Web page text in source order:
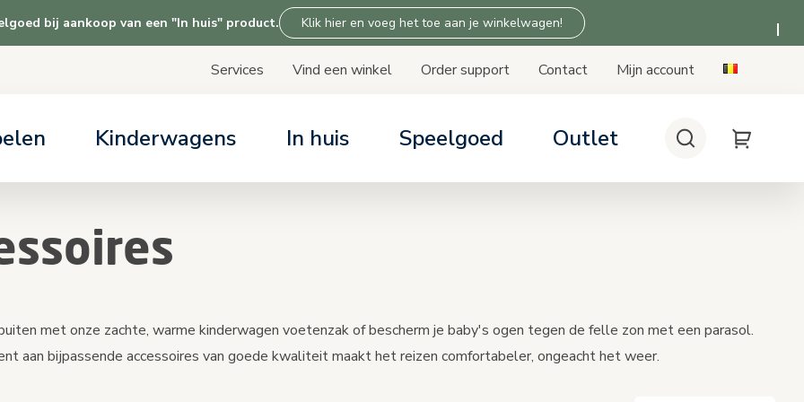
bij aankoop van een "In huis" product. Klik hier en voeg het toe aan je winkelwagen!
Services Vind een winkel Order support Contact
Mijn account
support
Kinderwagens In huis Speelgoed Outlet Zoek My Cart
met onze zachte, warme kinderwagen voetenzak of bescherm je baby's ogen tegen de felle zon met een parasol.
aan bijpassende accessoires van goede kwaliteit maakt het reizen comfortabeler, ongeacht het weer.